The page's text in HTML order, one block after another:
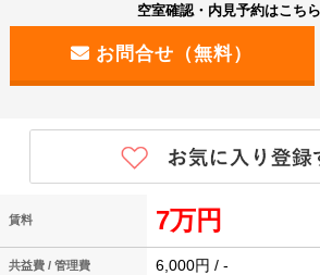
空室確認・内見予約はこち
賃料 7万円
共益費 / 管理費 6,000円 / -